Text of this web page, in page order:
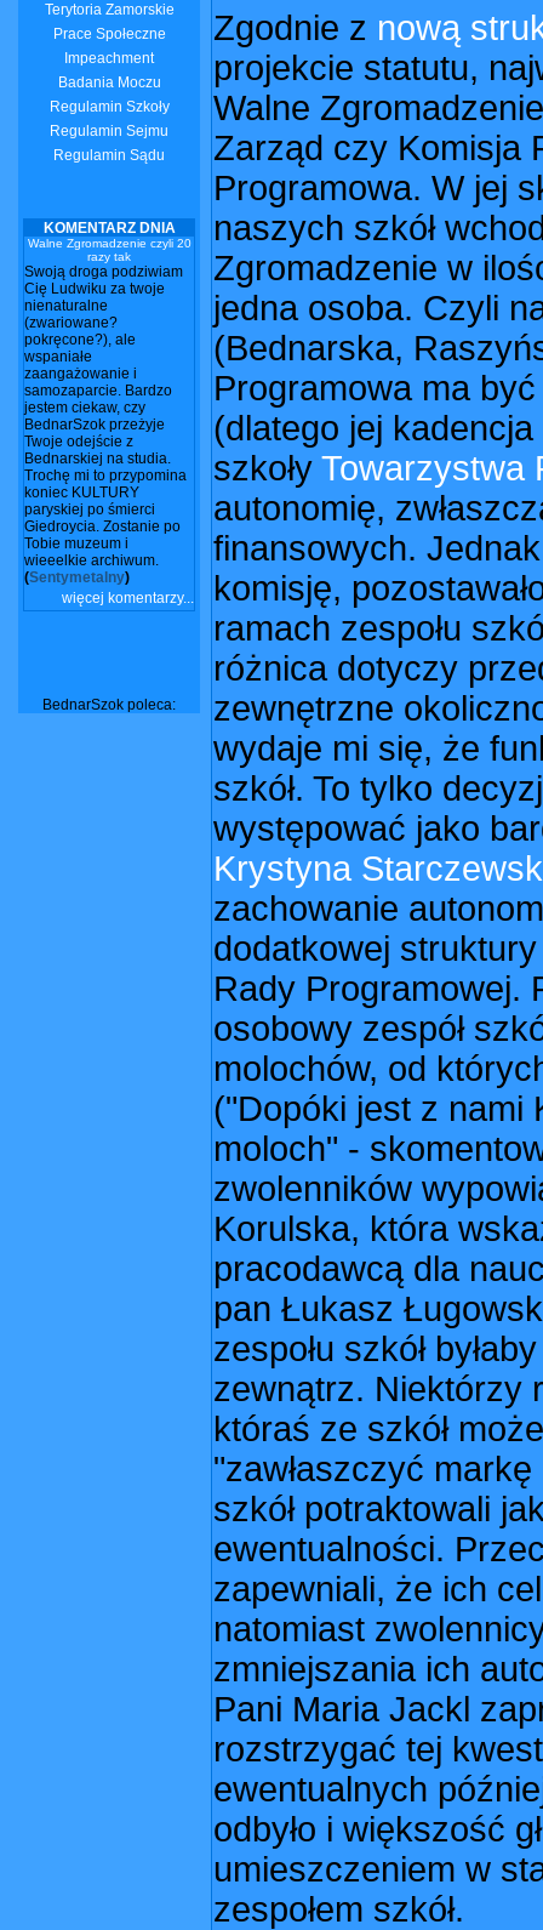
Terytoria Zamorskie
Prace Społeczne
Impeachment
Badania Moczu
Regulamin Szkoły
Regulamin Sejmu
Regulamin Sądu
KOMENTARZ DNIA
Walne Zgromadzenie czyli 20
razy tak
Swoją droga podziwiam
Cię Ludwiku za twoje
nienaturalne
(zwariowane?
pokręcone?), ale
wspaniałe
zaangażowanie i
samozaparcie. Bardzo
jestem ciekaw, czy
BednarSzok przeżyje
Twoje odejście z
Bednarskiej na studia.
Trochę mi to przypomina
koniec KULTURY
paryskiej po śmierci
Giedroycia. Zostanie po
Tobie muzeum i
wieeelkie archiwum.
(Sentymetalny)
więcej komentarzy...
BednarSzok poleca:
Zgodnie z nową
projekcie statutu,
Walne
Zarząd czy Komisja
Programowa. W jej
naszych szkół
Zgromadzenie w
jedna osoba. Czyli
(Bednarska,
Programowa ma
(dlatego jej
szkoły Towarzystwa
autonomię,
finansowych.
komisję,
ramach zespołu
różnica dotyczy
zewnętrzne
wydaje mi się, że
szkół. To tylko
występować jako
Krystyna
zachowanie
dodatkowej struktury
Rady Programowej.
osobowy zespół
molochów, od
("Dopóki jest z nami
moloch" -
zwolenników
Korulska, która
pracodawcą dla
pan Łukasz
zespołu szkół
zewnątrz. Niektórzy
któraś ze szkół
"zawłaszczyć
szkół potraktowali
ewentualności.
zapewniali, że ich
natomiast
zmniejszania ich
Pani Maria Jackl
rozstrzygać tej
ewentualnych
odbyło i większość
umieszczeniem w
zespołem szkół.